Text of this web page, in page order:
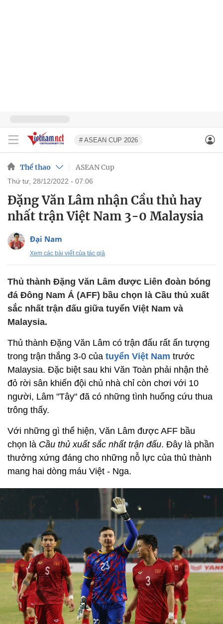
# ASEAN CUP 2026
Thể thao ASEAN Cup
thứ tư, 28/12/2022 - 07:06
Đặng Văn Lâm nhận Cầu thủ hay
nhất trận Việt Nam 3-0 Malaysia
Đại Nam
Xem các bài viết của tác giả
Thủ thành Đặng Văn Lâm được Liên đoàn bóng
đá Đông Nam Á (AFF) bầu chọn là Cầu thủ xuất
sắc nhất trận đấu giữa tuyển Việt Nam và
Malaysia.
Thủ thành Đặng Văn Lâm có trận đấu rất ấn tượng
trong trận thắng 3-0 của tuyển Việt Nam trước
Malaysia. Đặc biệt sau khi Văn Toàn phải nhận thẻ
đỏ rời sân khiến đội chủ nhà chỉ còn chơi với 10
người, Lâm "Tây" đã có những tình huống cứu thua
trông thấy.
Với những gì thể hiện, Văn Lâm được AFF bầu
chọn là Cầu thủ xuất sắc nhất trận đấu. Đây là phần
thưởng xứng đáng cho những nỗ lực của thủ thành
mang hai dòng máu Việt - Nga.